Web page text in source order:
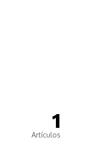
1
Artículos